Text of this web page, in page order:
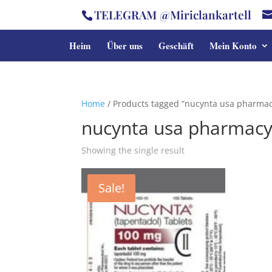
TELEGRAM @Miriclankartell
Heim Über uns Geschäft Mein Konto
Home / Products tagged “nucynta usa
nucynta usa pharmacy
Showing the single result
Sale!